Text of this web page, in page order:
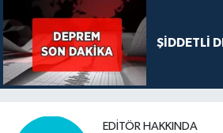
ŞİDDETLİ
EDITÖR HAKKINDA